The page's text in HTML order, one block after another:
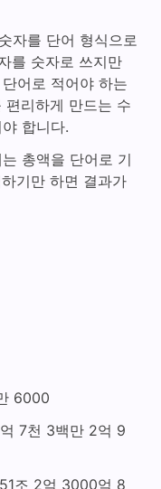
자를 단어 형식으로
를 숫자로 쓰지만
어로 적어야 하는
편리하게 만드는 수
합니다.
총액을 단어로 기
기만 하면 결과가
6000
7천 3백만 2억 9
조 2억 3000억 8